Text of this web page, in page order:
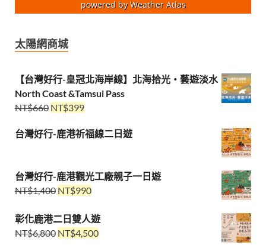
powered byWeather Atlas
太陽網商城
【台灣好行-皇冠北海岸線】北海拾光・藝遊淡水
North Coast &Tamsui Pass
NT$660 NT$399
台灣好行-鹿港祈福線二日遊
台灣好行-鹿港觀光工廠親子一日遊
NT$1,400 NT$990
彰化鹿港二日雙人遊
NT$6,800 NT$4,500